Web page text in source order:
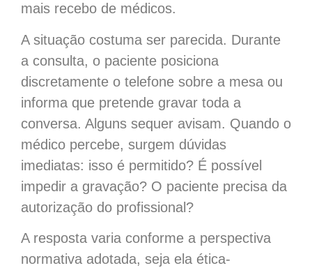
mais recebo de médicos.
A situação costuma ser parecida. Durante
a consulta, o paciente posiciona
discretamente o telefone sobre a mesa ou
informa que pretende gravar toda a
conversa. Alguns sequer avisam. Quando o
médico percebe, surgem dúvidas
imediatas: isso é permitido? É possível
impedir a gravação? O paciente precisa da
autorização do profissional?
A resposta varia conforme a perspectiva
normativa adotada, seja ela ética-